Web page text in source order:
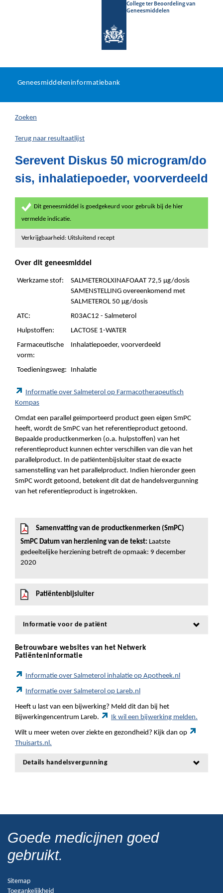
College ter Beoordeling van
Geneesmiddelen
U
hier:
Geneesmiddeleninformatiebank
Zoeken
Terug naar resultaatlijst
Serevent Diskus 50 microgram/do
sis, inhalatiepoeder, voorverdeeld
Dit geneesmiddel is goedgekeurd voor gebruik bij de hier
vermelde indicatie.
Verkrijgbaarheid: Uitsluitend recept
Over dit geneesmiddel
Werkzame stof:
SALMETEROLXINAFOAAT 72,5 µg/dosis
SAMENSTELLING overeenkomend met
SALMETEROL 50 µg/dosis
ATC:
R03AC12 - Salmeterol
Hulpstoffen:
LACTOSE 1-WATER
Farmaceutische
vorm:
Inhalatiepoeder, voorverdeeld
Toedieningsweg: Inhalatie
Informatie over Salmeterol op Farmacotherapeutisch
Kompas
Omdat een parallel geïmporteerd product geen eigen SmPC
heeft, wordt de SmPC van het referentieproduct getoond.
Bepaalde productkenmerken (o.a. hulpstoffen) van het
referentieproduct kunnen echter verschillen van die van het
parallelproduct. In de patiëntenbijsluiter staat de exacte
samenstelling van het parallelproduct. Indien hieronder geen
SmPC wordt getoond, betekent dit dat de handelsvergunning
van het referentieproduct is ingetrokken.
Samenvatting van de productkenmerken (SmPC)
SmPC Datum van herziening van de tekst: Laatste
gedeeltelijke herziening betreft de opmaak: 9 december
2020
Patiëntenbijsluiter
Informatie voor de patiënt
Betrouwbare websites van het Netwerk
Patiënteninformatie
Informatie over Salmeterol inhalatie op Apotheek.nl
Informatie over Salmeterol op Lareb.nl
Heeft u last van een bijwerking? Meld dit dan bij het
Bijwerkingencentrum Lareb.
Ik wil een bijwerking melden.
Wilt u meer weten over ziekte en gezondheid? Kijk dan op
Thuisarts.nl.
Details handelsvergunning
Goede medicijnen goed
gebruikt.
Sitemap
Toegankelijkheid